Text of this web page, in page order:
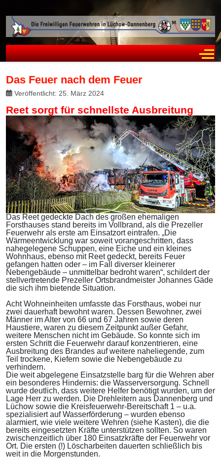
Das Feuer nach dem Feuer
Veröffentlicht: 25. März 2024
Reet sorgt für schnellste Ausbreitung
Das Reet gedeckte Dach des großen ehemaligen
Forsthauses stand bereits im Vollbrand, als die Prezeller
Feuerwehr als erste am Einsatzort eintrafen. „Die
Wärmeentwicklung war soweit vorangeschritten, dass
nahegelegene Schuppen, eine Eiche und ein kleines
Wohnhaus, ebenso mit Reet gedeckt, bereits Feuer
gefangen hatten oder – im Fall diverser kleinerer
Nebengebäude – unmittelbar bedroht waren“, schildert der
stellvertretende Prezeller Ortsbrandmeister Johannes Gäde
die sich ihm bietende Situation.
Acht Wohneinheiten umfasste das Forsthaus, wobei nur
zwei dauerhaft bewohnt waren. Dessen Bewohner, zwei
Männer im Alter von 66 und 67 Jahren sowie deren
Haustiere, waren zu diesem Zeitpunkt außer Gefahr,
weitere Menschen nicht im Gebäude. So konnte sich im
ersten Schritt die Feuerwehr darauf konzentrieren, eine
Ausbreitung des Brandes auf weitere naheliegende, zum
Teil trockene, Kiefern sowie die Nebengebäude zu
verhindern.
Die weit abgelegene Einsatzstelle barg für die Wehren aber
ein besonderes Hindernis: die Wasserversorgung. Schnell
wurde deutlich, dass weitere Helfer benötigt wurden, um der
Lage Herr zu werden. Die Drehleitern aus Dannenberg und
Lüchow sowie die Kreisfeuerwehr-Bereitschaft 1 – u.a.
spezialisiert auf Wasserförderung – wurden ebenso
alarmiert, wie viele weitere Wehren (siehe Kasten), die die
bereits eingesetzten Kräfte unterstützen sollten. So waren
zwischenzeitlich über 180 Einsatzkräfte der Feuerwehr vor
Ort. Die ersten (!) Löscharbeiten dauerten schließlich bis
weit in die Morgenstunden.